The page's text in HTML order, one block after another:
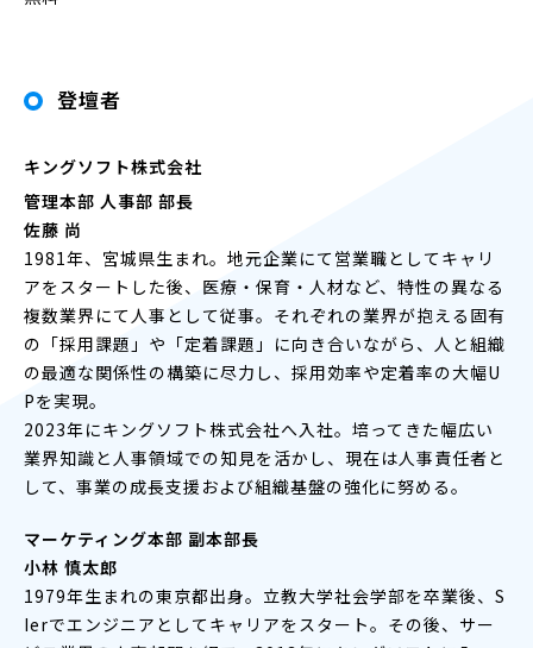
登壇者
キングソフト株式会社
管理本部 人事部 部長
佐藤 尚
1981年、宮城県生まれ。地元企業にて営業職としてキャリ
アをスタートした後、医療・保育・人材など、特性の異なる
複数業界にて人事として従事。それぞれの業界が抱える固有
の「採用課題」や「定着課題」に向き合いながら、人と組織
の最適な関係性の構築に尽力し、採用効率や定着率の大幅U
Pを実現。
2023年にキングソフト株式会社へ入社。培ってきた幅広い
業界知識と人事領域での知見を活かし、現在は人事責任者と
して、事業の成長支援および組織基盤の強化に努める。
マーケティング本部 副本部長
小林 慎太郎
1979年生まれの東京都出身。立教大学社会学部を卒業後、S
Ierでエンジニアとしてキャリアをスタート。その後、サー